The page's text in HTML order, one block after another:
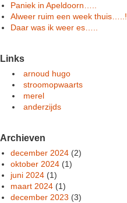
Paniek in Apeldoorn…..
Alweer ruim een week thuis…..!
Daar was ik weer es…..
Links
arnoud hugo
stroomopwaarts
merel
anderzijds
Archieven
december 2024 (2)
oktober 2024 (1)
juni 2024 (1)
maart 2024 (1)
december 2023 (3)